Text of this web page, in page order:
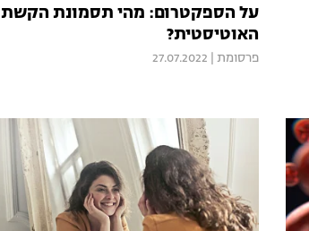
על הספקטרום: מהי תסמונת הקשת
האוטיסטית?
פרסומת 27.07.2022